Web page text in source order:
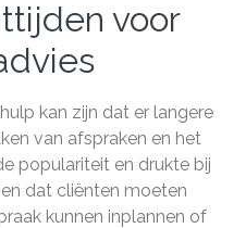
voor
kan zijn dat er langere
van afspraken en het
populariteit en drukte bij
dat cliënten moeten
kunnen inplannen of